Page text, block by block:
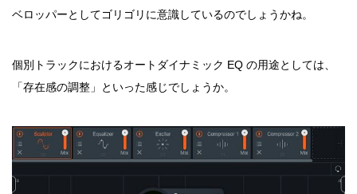
ベロッパーとしてゴリゴリに意識しているのでしょうかね。
個別トラックにおけるオートダイナミック EQ の用途としては、
「存在感の調整」といった感じでしょうか。